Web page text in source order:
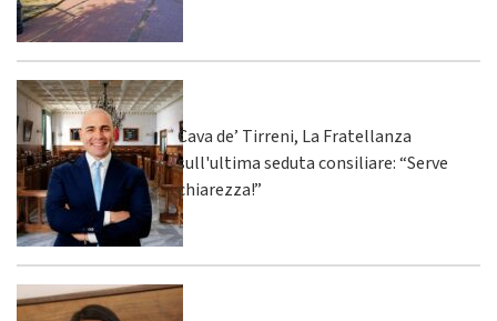
Cava de’ Tirreni, La Fratellanza
sull'ultima seduta consiliare: “Serve
chiarezza!”